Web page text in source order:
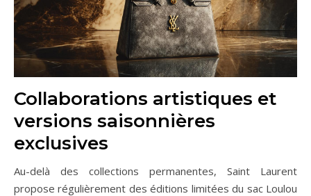
Collaborations artistiques et
versions saisonnières
exclusives
Au-delà des collections permanentes, Saint Laurent
propose régulièrement des éditions limitées du sac Loulou